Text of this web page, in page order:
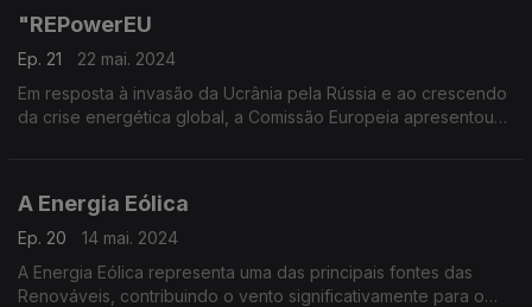
"REPowerEU
Ep. 21
22 mai. 2024
Em resposta à invasão da Ucrânia pela Rússia e ao crescendo
da crise energética global, a Comissão Europeia apresentou
A Energia Eólica
Ep. 20
14 mai. 2024
A Energia Eólica representa uma das principais fontes das
Renováveis, contribuindo o vento significativamente para o